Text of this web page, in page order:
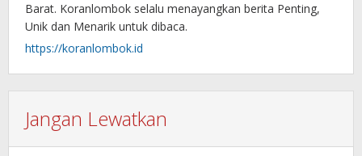
Barat. Koranlombok selalu menayangkan berita Penting,
Unik dan Menarik untuk dibaca.
https://koranlombok.id
Jangan Lewatkan